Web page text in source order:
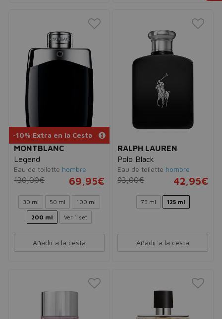
-10% Extra en la Cesta
MONTBLANC
Legend
Eau de toilette hombre
130,00€ 69,95€
30 ml 50 ml 100 ml
200 ml Ver 1 set
Añadir a la cesta
RALPH LAUREN
Polo Black
Eau de toilette hombre
93,00€ 42,95€
75 ml 125 ml
Añadir a la cesta